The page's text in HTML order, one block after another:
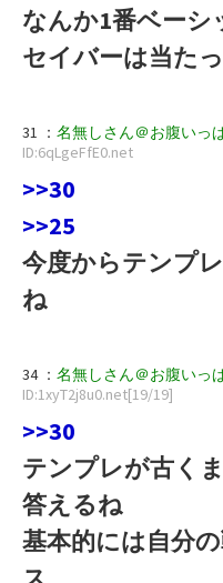
なんか1番ベーシ
セイバーは当た
31 ： 名無しさん＠お腹いっ
ID:6qLgeFfE0.net
>>30
>>25
今度からテンプ
ね
34 ： 名無しさん＠お腹いっ
ID:1xyT2j8u0.net[19/19]
>>30
テンプレが古く
答えるね
基本的には自分